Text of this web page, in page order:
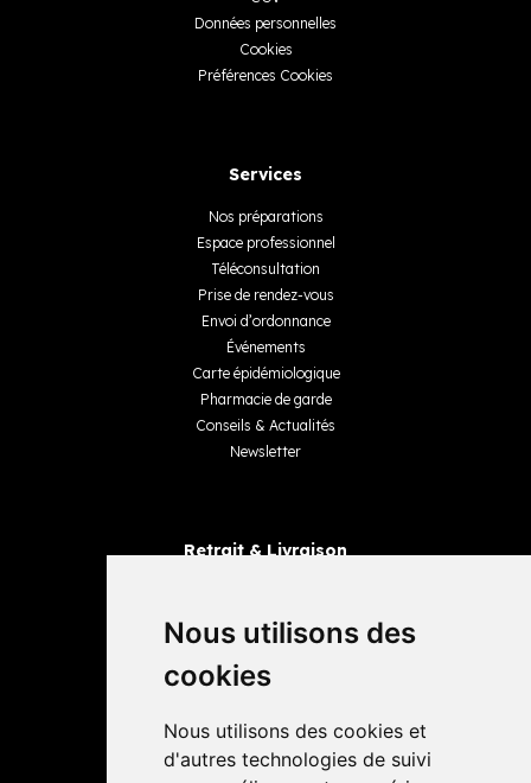
Nous utilisons des
cookies
Nous utilisons des cookies et
d'autres technologies de suivi
Données personnelles
Cookies
Préférences Cookies
Services
Nos préparations
Espace professionnel
Téléconsultation
Prise de rendez-vous
Envoi d’ordonnance
Événements
Carte épidémiologique
Pharmacie de garde
Conseils & Actualités
Newsletter
Retrait & Livraison
Livraisons
4,4 / 5 65 avis